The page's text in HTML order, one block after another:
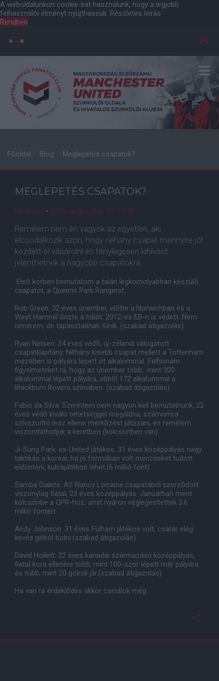
A weboldalunkon cookie-kat használunk, hogy a legjobb
felhasználói élményt nyújthassuk. Részletes leírás
Rendben
Főoldal Blog Meglepetés csapatok?
MEGLEPETÉS CSAPATOK?
Merlinrac • 2012. augusztus. 17. 17:48
Remélem nem én vagyok az egyetlen, aki
elcsodálkozik azon, hogy néhány csapat mennyire jól
kezdett el vásárolni és ténylegesen kihívást
jelenthetnek a nagyobb csapatokra.
Elsõ körben bemutatom a talán legkomolyabban készülõ
csapatot, a Queens Park Rangerst.
Rob Green: 32 éves úriember, elõtte a Norwichban és a
West Hamnél õrizte a hálót. 2012-es EB-n is védett. Nem
ismerem, de tapasztaltnak tûnik. (szabad átigazolás)
Ryan Nelsen: 34 éves védõ, új-zélandi válogatott
csapatkapitány. Néhány kisebb csapat mellett a Tottenham
mezében is pályára lépett öt alkalommal. Felhívnám
figyelmeteket rá, hogy az úriember több, mint 300
alkalommal lépett pályára, ebbõl 172 alkalommal a
Blackburn Rovers színeiben. (szabad átigazolás)
Fabio da Silva: Szerintem nem nagyon kell bemutatnunk, 22
éves védõ kiváló tehetséggel megáldva, számomra
szívszorító lesz ellene mérkõzést játszani, és remélem
viszontláthatjuk a keretben (kölcsönben van)
Ji-Sung Park: ex-United játékos, 31 éves középpályás nagy
taktikás a koreai, ha jó formában volt meccseket tudott
eldönteni, kulcsjátékos lehet.(6 millió font)
Samba Diakite: AS Nancy Lorraine csapatából szerzõdött
viszonylag fiatal, 23 éves középpályás. Januárban ment
kölcsönbe a QPR-hoz, amit nyáron véglegesítettek 3.6
millió fontért.
Andy Johnson: 31 éves Fulham játékos volt, csatár elég
kevés gólról tudni.(szabad átigazolás)
David Hoilett: 22 éves kanadai származású középpályás,
fiatal kora ellenére több, mint 100-szor lépett már pályára
és több, mint 20 gólnál jár.(szabad átigazolás)
Ha van rá érdeklõdés akkor csinálok még.